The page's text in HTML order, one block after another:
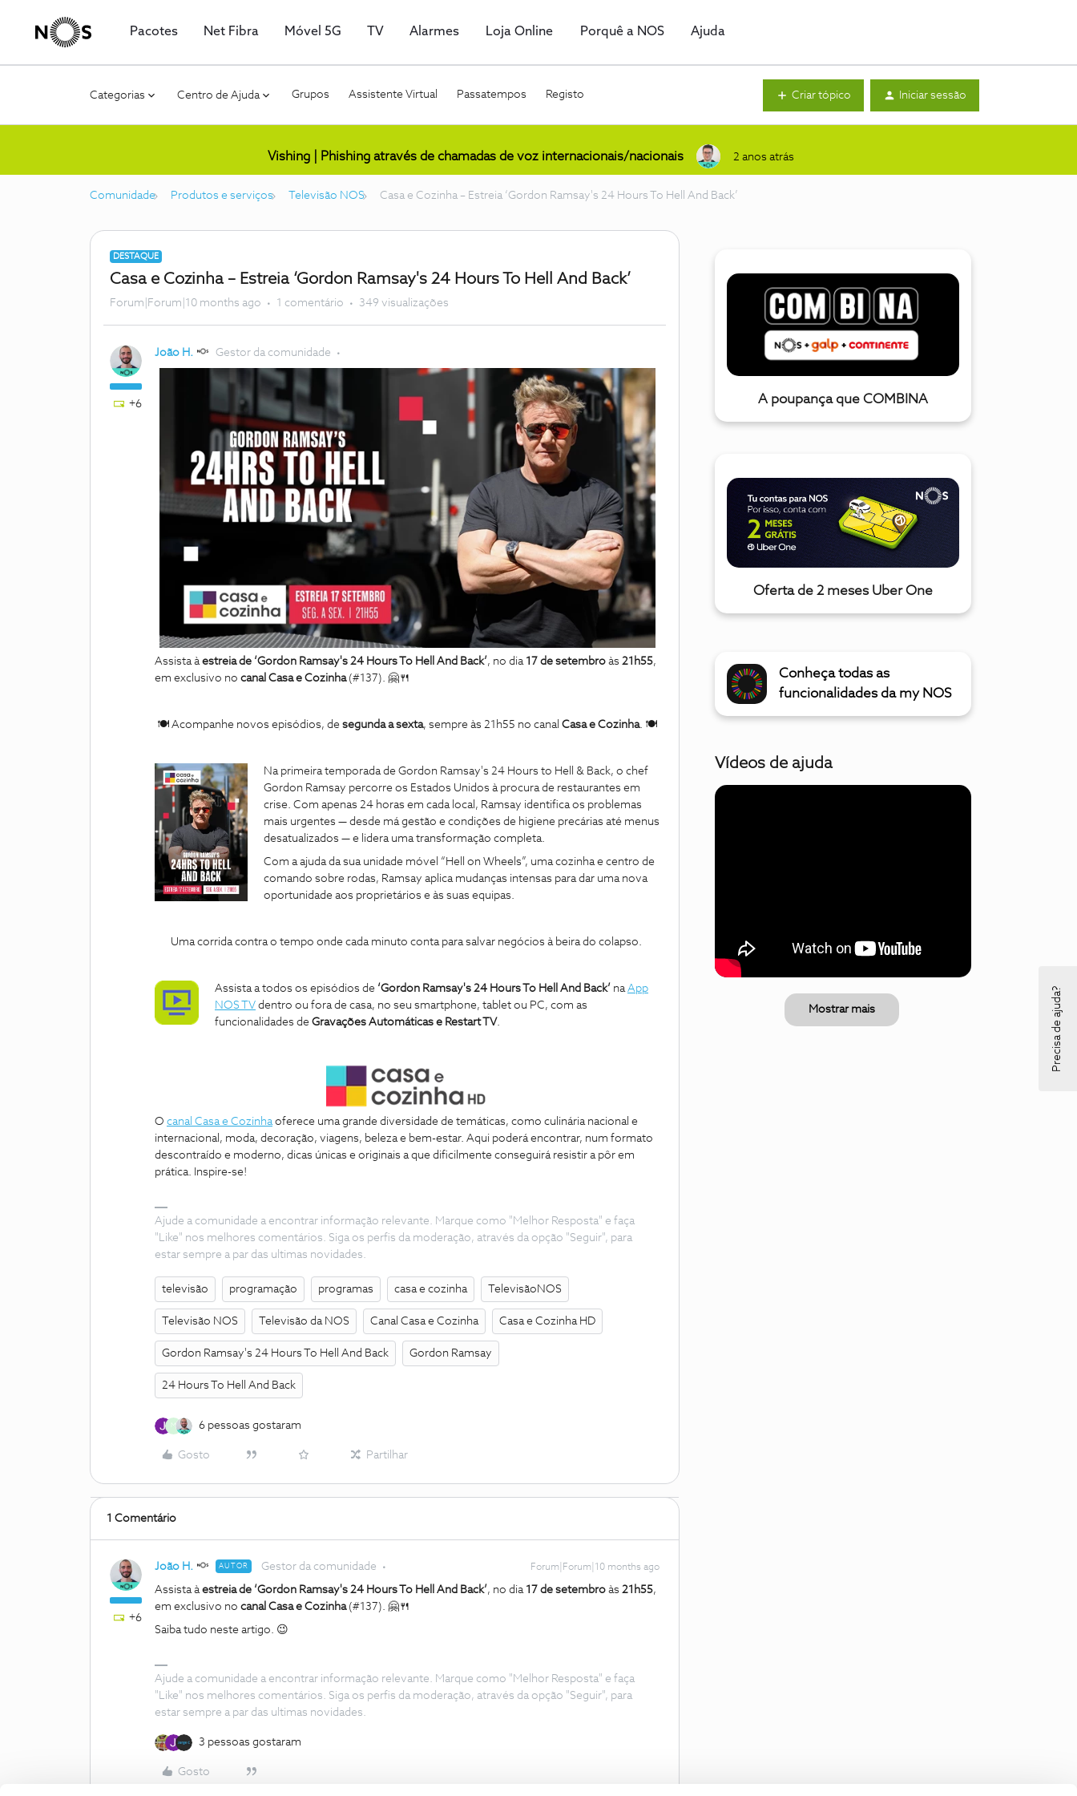
Pacotes Net Fibra Móvel 5G TV Alarmes Loja Online Porquê a NOS Ajuda
Categorias Centro de Ajuda Grupos Assistente Virtual Passatempos Registo Criar tópico Iniciar sessão
Vishing | Phishing através de chamadas de voz internacionais/nacionais 2 anos atrás
Comunidade Produtos e serviços Televisão NOS Casa e Cozinha – Estreia ‘Gordon Ramsay's 24 Hours To Hell And Back’
DESTAQUE
Casa e Cozinha – Estreia ‘Gordon Ramsay's 24 Hours To Hell And Back’
Forum|Forum|10 months ago 1 comentário 349 visualizações
+6
João H. Gestor da comunidade
Assista à estreia de ‘Gordon Ramsay's 24 Hours To Hell And Back’, no dia 17 de setembro às 21h55,
em exclusivo no canal Casa e Cozinha(#137). 🤗🍴
🍽 Acompanhe novos episódios, de segunda a sexta, sempre às 21h55 no canal Casa e Cozinha. 🍽
Na primeira temporada de Gordon Ramsay's 24 Hours to Hell & Back, o chef
Gordon Ramsay percorre os Estados Unidos à procura de restaurantes em
crise. Com apenas 24 horas em cada local, Ramsay identifica os problemas
mais urgentes — desde má gestão e condições de higiene precárias até menus
desatualizados — e lidera uma transformação completa.
Com a ajuda da sua unidade móvel “Hell on Wheels”, uma cozinha e centro de
comando sobre rodas, Ramsay aplica mudanças intensas para dar uma nova
oportunidade aos proprietários e às suas equipas.
Uma corrida contra o tempo onde cada minuto conta para salvar negócios à beira do colapso.
Assista a todos os episódios de ‘Gordon Ramsay's 24 Hours To Hell And Back’ na App
NOS TV dentro ou fora de casa, no seu smartphone, tablet ou PC, com as
funcionalidades de Gravações Automáticas e Restart TV.
O canal Casa e Cozinha oferece uma grande diversidade de temáticas, como culinária nacional e
internacional, moda, decoração, viagens, beleza e bem-estar. Aqui poderá encontrar, num formato
descontraído e moderno, dicas únicas e originais a que dificilmente conseguirá resistir a pôr em
prática. Inspire-se!
Ajude a comunidade a encontrar informação relevante. Marque como "Melhor Resposta" e faça
"Like" nos melhores comentários. Siga os perfis da moderação, através da opção "Seguir", para
estar sempre a par das ultimas novidades.
televisão programação programas casa e cozinha TelevisãoNOS
Televisão NOS Televisão da NOS Canal Casa e Cozinha Casa e Cozinha HD
Gordon Ramsay's 24 Hours To Hell And Back Gordon Ramsay
24 Hours To Hell And Back
M 6 pessoas gostaram
Gosto Partilhar
1 Comentário
+6
João H. AUTOR Gestor da comunidade Forum|Forum|10 months ago
Assista à estreia de ‘Gordon Ramsay's 24 Hours To Hell And Back’, no dia 17 de setembro às 21h55,
em exclusivo no canal Casa e Cozinha(#137). 🤗🍴
Saiba tudo neste artigo. 😉
Ajude a comunidade a encontrar informação relevante. Marque como "Melhor Resposta" e faça
"Like" nos melhores comentários. Siga os perfis da moderação, através da opção "Seguir", para
estar sempre a par das ultimas novidades.
3 pessoas gostaram
Gosto
A poupança que COMBINA
Oferta de 2 meses Uber One
Conheça todas as
funcionalidades da my NOS
Vídeos de ajuda
Mostrar mais Precisa de ajuda?